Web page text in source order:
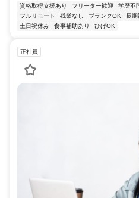
資格取得支援あり フリーター歓迎 学歴不
フルリモート
残業なし ブランクOK 長期
土日祝休み
食事補助あり ひげOK
正社員